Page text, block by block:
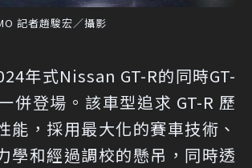
記者趙駿宏／攝影
年式Nissan GT-R的同時GT-
併登場。該車型追求 GT-R 歷
能，採用最大化的賽車技術、
學和經過調校的懸吊，同時透